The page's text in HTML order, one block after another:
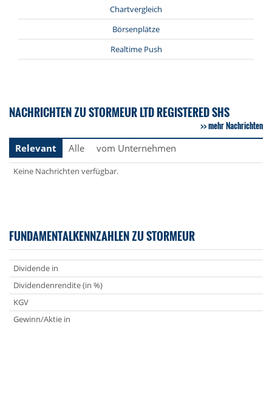
Chartvergleich
Börsenplätze
Realtime Push
NACHRICHTEN ZU STORMEUR LTD REGISTERED SHS
mehr Nachrichten
Relevant
Alle vom Unternehmen
Keine Nachrichten verfügbar.
FUNDAMENTALKENNZAHLEN ZU STORMEUR
Dividende in
Dividendenrendite (in %)
KGV
Gewinn/Aktie in